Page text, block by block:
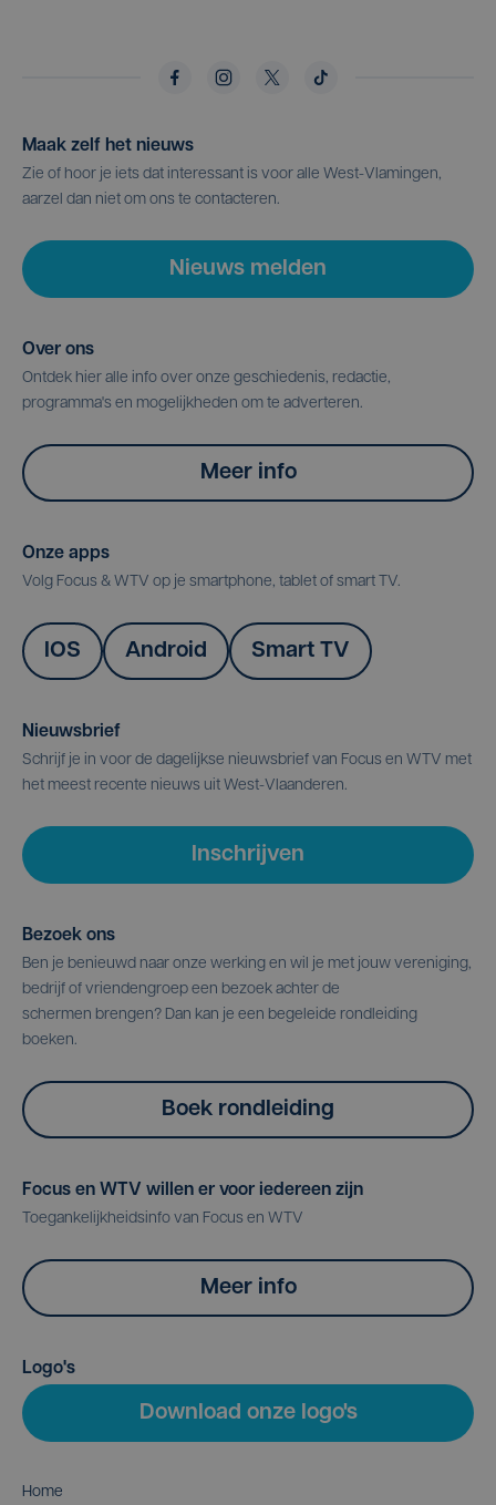
Maak zelf het nieuws
Zie of hoor je iets dat interessant is voor alle West-Vlamingen,
aarzel dan niet om ons te contacteren.
Nieuws melden
Over ons
Ontdek hier alle info over onze geschiedenis, redactie,
programma's en mogelijkheden om te adverteren.
Meer info
Onze apps
Volg Focus & WTV op je smartphone, tablet of smart TV.
IOS Android Smart TV
Nieuwsbrief
Schrijf je in voor de dagelijkse nieuwsbrief van Focus en WTV met
het meest recente nieuws uit West-Vlaanderen.
Inschrijven
Bezoek ons
Ben je benieuwd naar onze werking en wil je met jouw vereniging,
bedrijf of vriendengroep een bezoek achter de
schermen brengen? Dan kan je een begeleide rondleiding
boeken.
Boek rondleiding
Focus en WTV willen er voor iedereen zijn
Toegankelijkheidsinfo van Focus en WTV
Meer info
Logo's
Download onze logo's
Home